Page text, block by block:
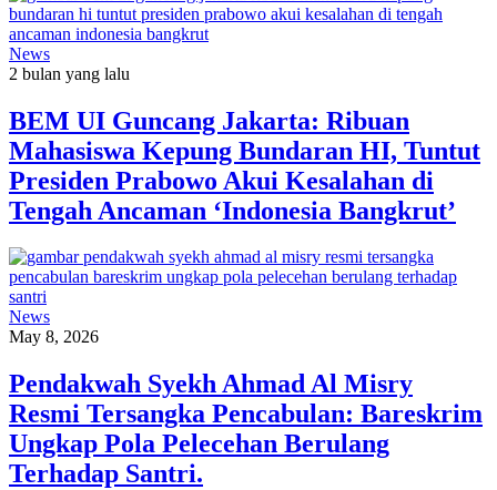
News
2 bulan yang lalu
BEM UI Guncang Jakarta: Ribuan
Mahasiswa Kepung Bundaran HI, Tuntut
Presiden Prabowo Akui Kesalahan di
Tengah Ancaman ‘Indonesia Bangkrut’
News
May 8, 2026
Pendakwah Syekh Ahmad Al Misry
Resmi Tersangka Pencabulan: Bareskrim
Ungkap Pola Pelecehan Berulang
Terhadap Santri.